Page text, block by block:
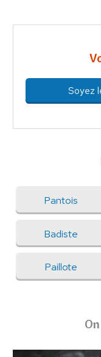
Soyez
Pantois
Badiste
Paillote